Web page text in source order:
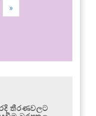
»
තීරණවලට